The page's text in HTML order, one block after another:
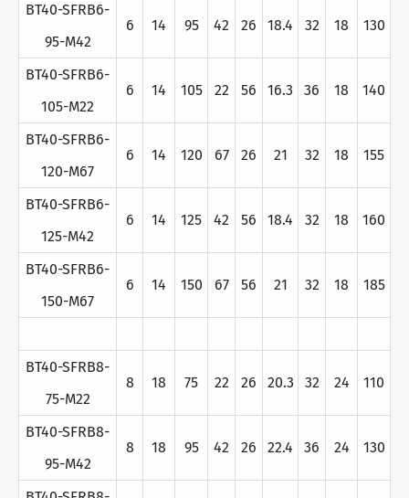
BT40-SFRB6-
95-M42
6 14 95 42 26 18.4 32 18 130
BT40-SFRB6-
105-M22
6 14 105 22 56 16.3 36 18 140
BT40-SFRB6-
120-M67
6 14 120 67 26 21 32 18 155
BT40-SFRB6-
125-M42
6 14 125 42 56 18.4 32 18 160
BT40-SFRB6-
150-M67
6 14 150 67 56 21 32 18 185
BT40-SFRB8-
75-M22
8 18 75 22 26 20.3 32 24 110
BT40-SFRB8-
95-M42
8 18 95 42 26 22.4 36 24 130